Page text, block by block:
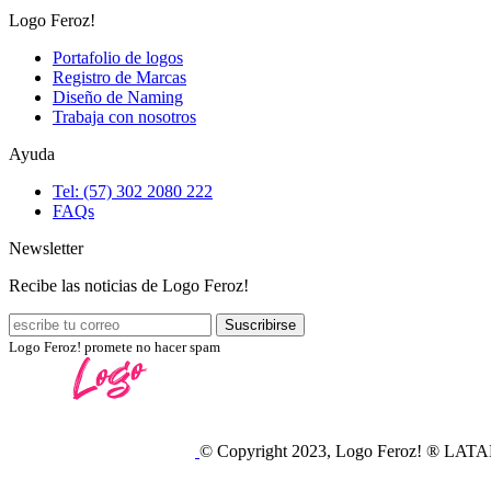
Logo Feroz!
Portafolio de logos
Registro de Marcas
Diseño de Naming
Trabaja con nosotros
Ayuda
Tel: (57) 302 2080 222
FAQs
Newsletter
Recibe las noticias de Logo Feroz!
Logo Feroz! promete no hacer spam
© Copyright 2023, Logo Feroz! ®